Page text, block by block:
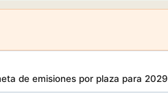
de emisiones por plaza para 2029